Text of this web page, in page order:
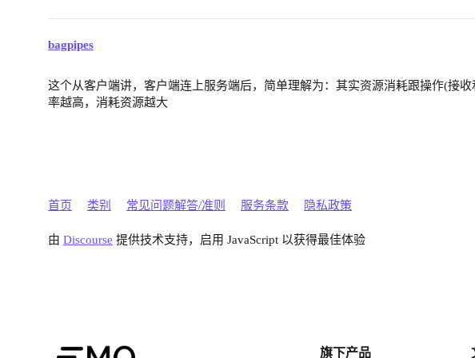
bagpipes
这个从客户端讲，客户端连上服务端后，简单理解为：其实资源消耗跟操作(接
率越高，消耗资源越大
首页 类别 常见问题解答/准则 服务条款 隐私政策
由 Discourse 提供技术支持，启用 JavaScript 以获得最佳体验
旗下产品